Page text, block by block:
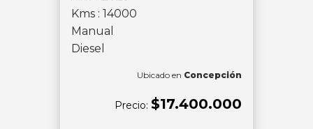
Kms : 14000
Manual
Diesel
Ubicado en Concepción
Precio: $17.400.000